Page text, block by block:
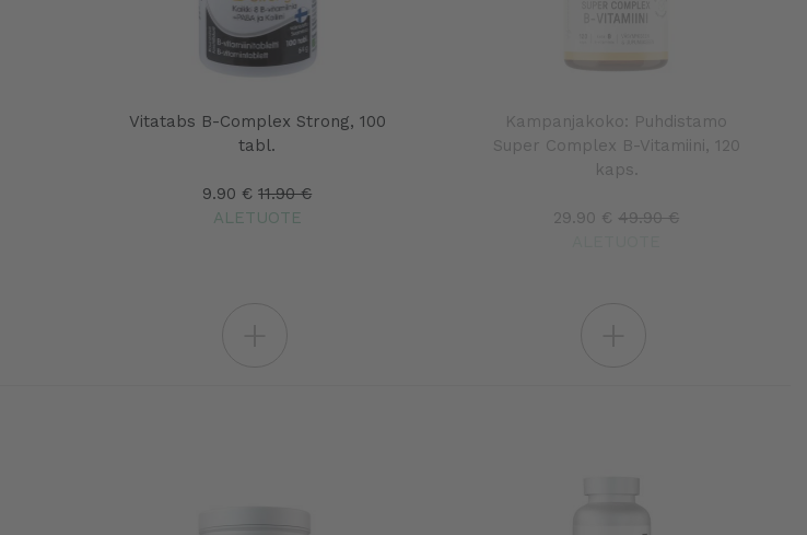
Vitatabs B-Complex Strong, 100
tabl.
9.90 € 11.90 €
ALETUOTE
Kampanjakoko: Puhdistamo
Super Complex B-Vitamiini, 120
kaps.
29.90 € 49.90 €